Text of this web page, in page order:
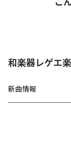
和楽器レゲエ
新曲情報